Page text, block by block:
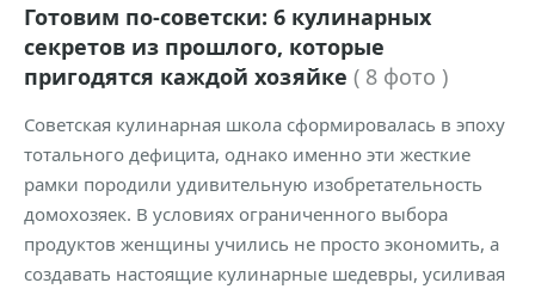
Готовим по-советски: 6 кулинарных
секретов из прошлого, которые
пригодятся каждой хозяйке ( 8 фото )
Советская кулинарная школа сформировалась в эпоху
тотального дефицита, однако именно эти жесткие
рамки породили удивительную изобретательность
домохозяек. В условиях ограниченного выбора
продуктов женщины учились не просто экономить, а
создавать настоящие кулинарные шедевры, усиливая